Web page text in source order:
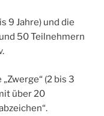
9 Jahre) und die
50 Teilnehmern
(2 bis 3
über 20